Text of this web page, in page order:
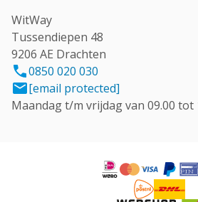
WitWay
Tussendiepen 48
9206 AE Drachten
0850 020 030
[email protected]
Maandag t/m vrijdag van 09.00 tot